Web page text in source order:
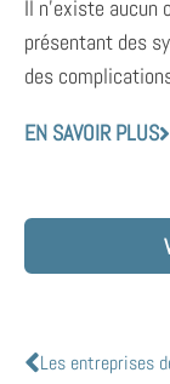
Il n’existe aucun
présentant des
des
EN SAVOIR PLUS